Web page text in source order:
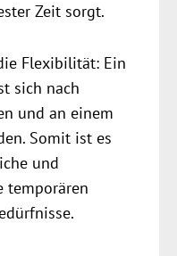
Zeit sorgt.
Flexibilität: Ein
sich nach
und an einem
Somit ist es
und
temporären